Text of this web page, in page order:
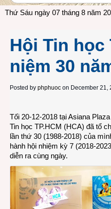
Thứ Sáu ngày 07 tháng 8 năm
Hội Tin học
niệm 30
Posted by phphuoc on December 21,
Tối 20-12-2018 tại Asiana
Tin học TP.HCM (HCA) đã tổ
lần thứ 30 (1988-2018) của
hành hội nhiệm kỳ 7 (2018-
diễn ra cùng ngày.